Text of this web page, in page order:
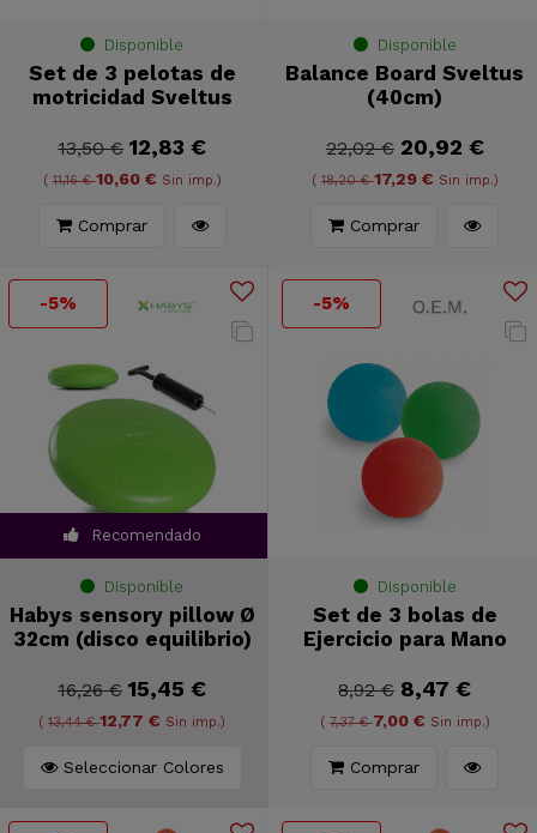
Disponible
Set de 3 pelotas de
motricidad Sveltus
13,50 € 12,83 €
(11,16 €10,60 € Sin imp.)
Comprar
Disponible
Balance Board Sveltus
(40cm)
22,02 € 20,92 €
( 18,20 €17,29 € Sin imp.)
Comprar
-5%
Recomendado
Disponible
Habys sensory pillow Ø
32cm (disco equilibrio)
16,26 € 15,45 €
(13,44 €12,77 € Sin imp.)
Seleccionar Colores
-5%
Disponible
Set de 3 bolas de
Ejercicio para Mano
8,92 € 8,47 €
( 7,37 €7,00 € Sin imp.)
Comprar